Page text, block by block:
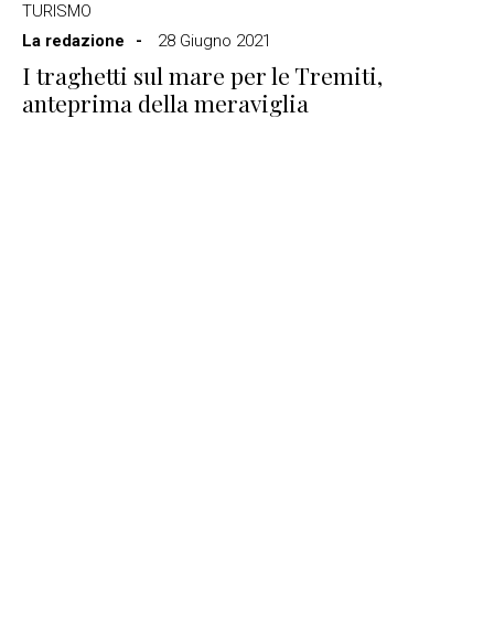
TURISMO
La redazione
28 Giugno 2021
I traghetti sul mare per le Tremiti,
anteprima della meraviglia